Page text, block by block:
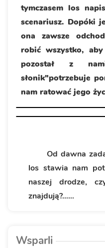
tymczasem los
scenariusz. Dopóki
ona zawsze
robić wszystko,
pozostał z
słonik"potrzebuje
nam ratować jego
Od dawna
los stawia nam
naszej drodze,
znajdują?……
Wsparli